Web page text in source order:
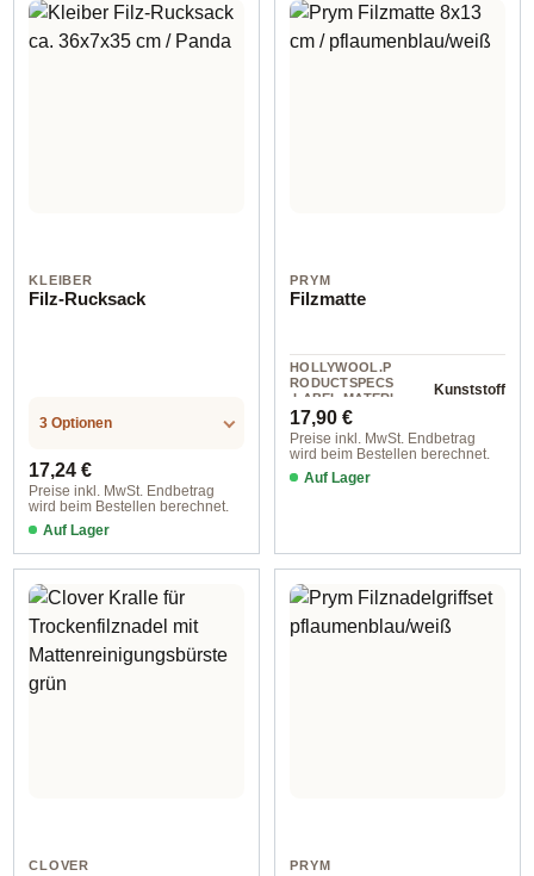
KLEIBER
Filz-Rucksack
3 Optionen
Regulärer Preis:
17,24 €
Preise inkl. MwSt. Endbetrag
wird beim Bestellen berechnet.
Auf Lager
PRYM
Filzmatte
HOLLYWOOL.P
RODUCTSPECS
.LABEL.MATERI
AL
Kunststoff
Regulärer Preis:
17,90 €
Preise inkl. MwSt. Endbetrag
wird beim Bestellen berechnet.
Auf Lager
CLOVER PRYM